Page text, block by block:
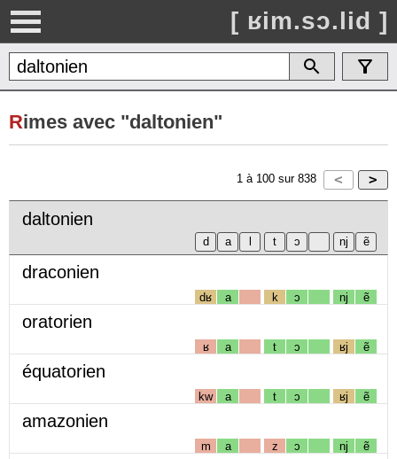
[ ʁim.sɔ.lid ]
Rimes avec "daltonien"
1 à 100 sur 838
daltonien
draconien
dʁ a k ɔ nj ẽ
oratorien
ʁ a t ɔ ʁj ẽ
équatorien
kw a t ɔ ʁj ẽ
amazonien
m a z ɔ nj ẽ